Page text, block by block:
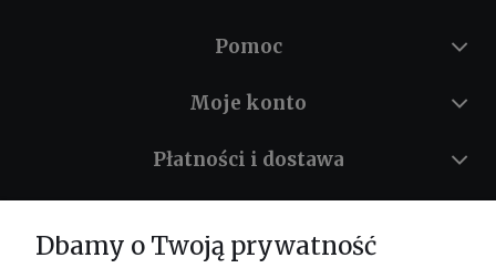
Pomoc
Moje konto
Płatności i dostawa
Dbamy o Twoją prywatność